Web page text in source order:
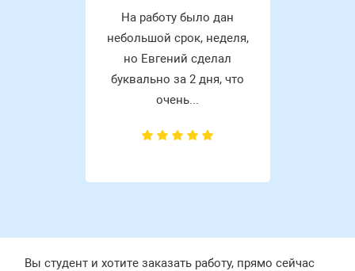
На работу было дан
небольшой срок, неделя,
но Евгений сделал
буквально за 2 дня, что
очень...
Вы студент и хотите заказать работу, прямо сейчас